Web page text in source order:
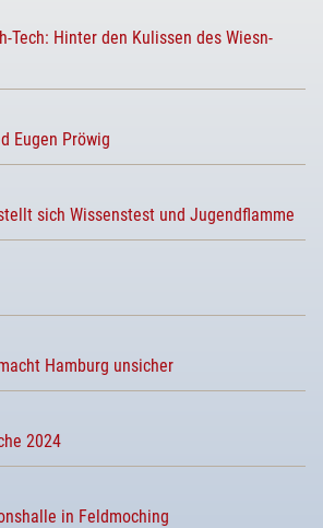
Tech: Hinter den Kulissen des Wiesn-
Eugen Pröwig
sich Wissenstest und Jugendflamme
Hamburg unsicher
2024
in Feldmoching